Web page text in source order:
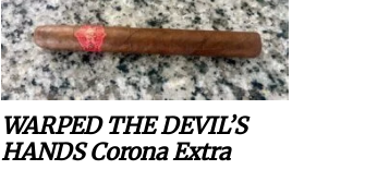
WARPED THE DEVIL’S
HANDS Corona Extra